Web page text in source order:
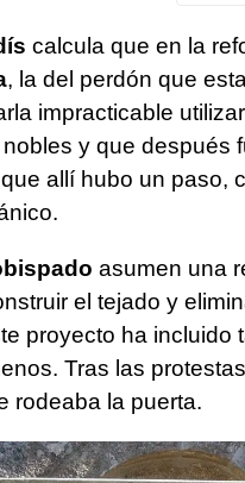
calcula que en la
, la del perdón que
impracticable
y que después
allí hubo un paso,
asumen una
el tejado y
proyecto ha incluido
Tras las
rodeaba la puerta.